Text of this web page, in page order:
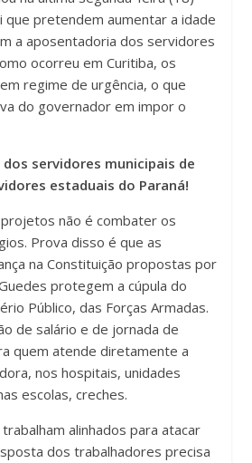
pretendem aumentar a idade
a aposentadoria dos servidores
ocorreu em Curitiba, os
regime de urgência, o que
do governador em impor o
servidores municipais de
estaduais do Paraná!
não é combater os
Prova disso é que as
na Constituição propostas por
protegem a cúpula do
Público, das Forças Armadas.
de salário e de jornada de
quem atende diretamente a
nos hospitais, unidades
escolas, creches.
alinhados para atacar
dos trabalhadores precisa